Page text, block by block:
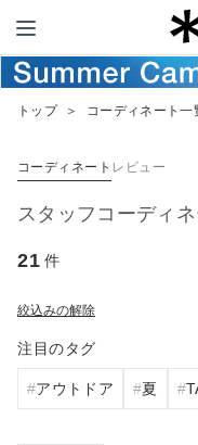
トップ ＞ コーディネート一
コーディネート レビュー
スタッフコーディネ
21 件
絞込みの解除
注目のタグ
アウトドア 夏